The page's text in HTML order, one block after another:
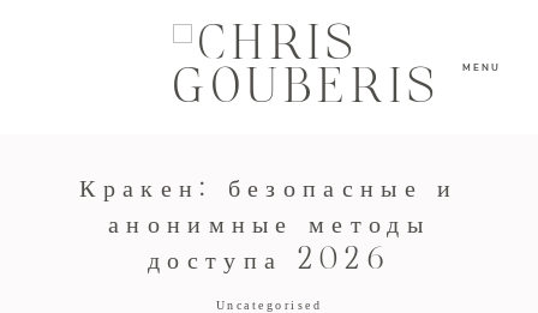
MENU
Кракен: безопасные и
анонимные методы
доступа 2026
Uncategorised